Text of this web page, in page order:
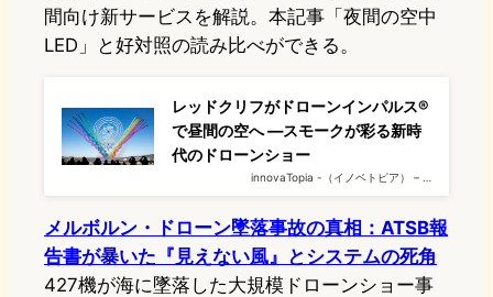
間向け新サービスを解説。本記事「夜間の空中
LED」と好対照の読み比べができる。
レッドクリフがドローンインパルス®
で昼間の空へ ―スモークが彩る新時
代のドローンショー
innovaTopia -（イノベトピア） – …
メルボルン・ドローン墜落事故の真相：ATSB報
告書が暴いた『見えない風』とシステムの死角
427機が海に墜落した大規模ドローンショー事